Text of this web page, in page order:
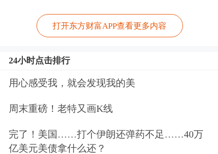
这款名为“拾光S1”的家庭通用机器人，
机器人创新中心推出，标志着人形机器
人真正开始走进普通家庭。
在发布会演示环节，“拾光S1”展示了做
打开东方财富APP查看更多内容
24小时点击排行
用心感受我，就会发现我的美
周末重磅！老特又画K线
完了！美国……打个伊朗还弹药不足……40万
亿美元美债拿什么还？